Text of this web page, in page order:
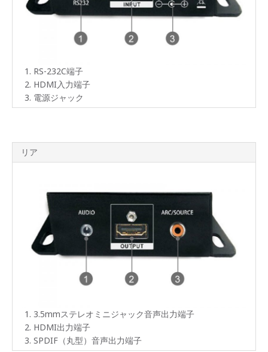
RS-232C端子
HDMI入力端子
電源ジャック
リア
3.5mmステレオミニジャック音声出力端子
HDMI出力端子
SPDIF（丸型）音声出力端子
ロッ
ンナ